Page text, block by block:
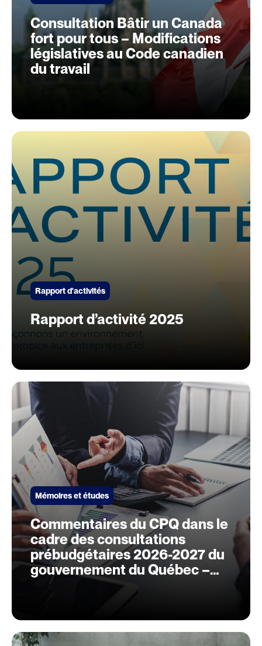
Consultation Bâtir un Canada
fort pour tous – Modifications
législatives au Code canadien
du travail
Rapport d'activités
Rapport d’activité 2025
Mémoires et études
Commentaires du CPQ dans le
cadre des consultations
prébudgétaires 2026-2027 du
gouvernement du Québec –
Renforcer notre résilience en